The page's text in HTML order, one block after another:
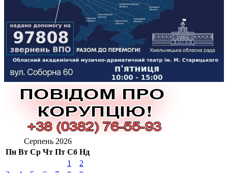
Серпень 2026
Пн Вт Ср Чт Пт Сб Нд
1
2